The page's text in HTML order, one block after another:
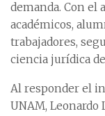
demanda. Con el
académicos,
trabajadores,
ciencia jurídica
Al responder el
UNAM, Leonardo